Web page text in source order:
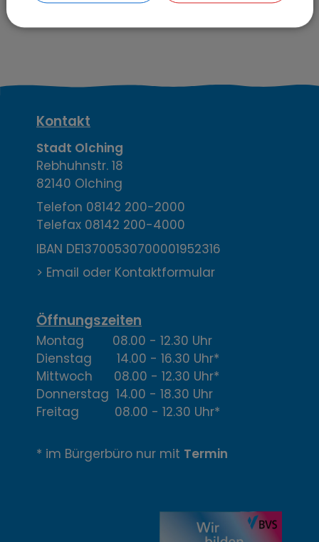
K
o
n
t
a
k
,
Ö
f
f
n
u
Kontakt
Stadt Olching
Rebhuhnstr. 18
82140 Olching
Telefon 08142 200-2000
Telefax 08142 200-4000
IBAN DE13700530700001952316
> Email oder Kontaktformular
Öffnungszeiten
Montag 08.00 - 12.30 Uhr
Dienstag 14.00 - 16.30 Uhr*
Mittwoch 08.00 - 12.30 Uhr*
Donnerstag 14.00 - 18.30 Uhr
Freitag 08.00 - 12.30 Uhr*
* im Bürgerbüro nur mit Termin